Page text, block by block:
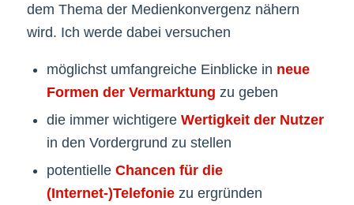
dem Thema der Medienkonvergenz nähern
wird. Ich werde dabei versuchen
möglichst umfangreiche Einblicke in neue
Formen der Vermarktung zu geben
die immer wichtigere Wertigkeit der Nutzer
in den Vordergrund zu stellen
potentielle Chancen für die
(Internet-)Telefoniezu ergründen